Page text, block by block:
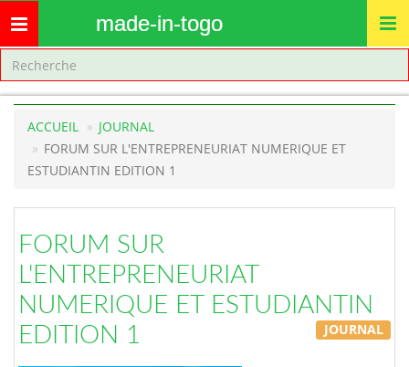
Toggle
navigation
made-in-togo
ACCUEIL
JOURNAL
FORUM SUR L'ENTREPRENEURIAT NUMERIQUE ET
ESTUDIANTIN EDITION 1
FORUM SUR
L'ENTREPRENEURIAT
NUMERIQUE ET ESTUDIANTIN
EDITION 1
JOURNAL